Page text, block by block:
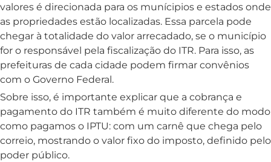
valores é direcionada para os munícipios e estados onde
as propriedades estão localizadas. Essa parcela pode
chegar à totalidade do valor arrecadado, se o município
for o responsável pela fiscalização do ITR. Para isso, as
prefeituras de cada cidade podem firmar convênios
com o Governo Federal.
Sobre isso, é importante explicar que a cobrança e
pagamento do ITR também é muito diferente do modo
como pagamos o IPTU: com um carnê que chega pelo
correio, mostrando o valor fixo do imposto, definido pelo
poder público.